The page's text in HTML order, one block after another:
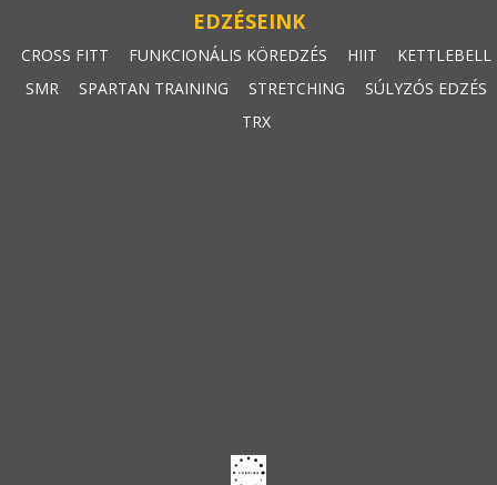
EDZÉSEINK
CROSS FITT FUNKCIONÁLIS KÖREDZÉS HIIT
KETTLEBELL
SMR
SPARTAN TRAINING STRETCHING
SÚLYZÓS EDZÉS
TRX